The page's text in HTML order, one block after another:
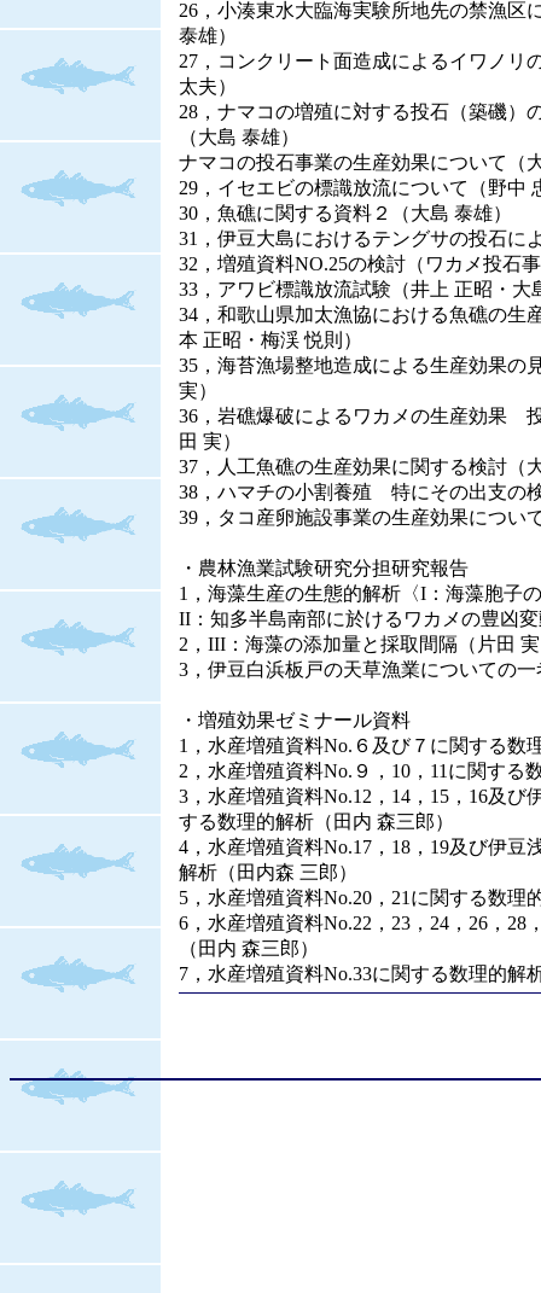
26，小湊東水大臨海実験所地先の禁漁区
泰雄）
27，コンクリート面造成によるイワノリ
太夫）
28，ナマコの増殖に対する投石（築磯）
（大島 泰雄）
ナマコの投石事業の生産効果について（
29，イセエビの標識放流について（野中
30，魚礁に関する資料２（大島 泰雄）
31，伊豆大島におけるテングサの投石に
32，増殖資料NO.25の検討（ワカメ投石
33，アワビ標識放流試験（井上 正昭・大
34，和歌山県加太漁協における魚礁の生
本 正昭・梅渓 悦則）
35，海苔漁場整地造成による生産効果の
実）
36，岩礁爆破によるワカメの生産効果
田 実）
37，人工魚礁の生産効果に関する検討（
38，ハマチの小割養殖 特にその出支の
39，タコ産卵施設事業の生産効果につい
・農林漁業試験研究分担研究報告
1，海藻生産の生態的解析〈I：海藻胞子
II：知多半島南部に於けるワカメの豊凶
2，III：海藻の添加量と採取間隔（片田
3，伊豆白浜板戸の天草漁業についての
・増殖効果ゼミナール資料
1，水産増殖資料No.６及び７に関する数
2，水産増殖資料No.９，10，11に関する
3，水産増殖資料No.12，14，15，16及
する数理的解析（田内 森三郎）
4，水産増殖資料No.17，18，19及び伊豆
解析（田内森 三郎）
5，水産増殖資料No.20，21に関する数理
6，水産増殖資料No.22，23，24，26，28
（田内 森三郎）
7，水産増殖資料No.33に関する数理的解